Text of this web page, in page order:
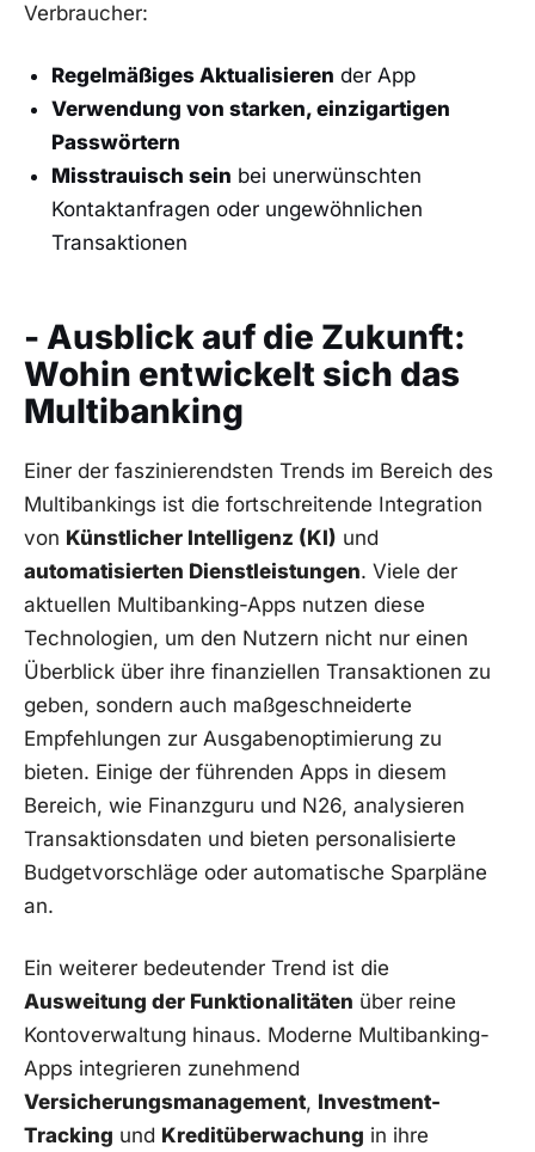
Verbraucher:
Regelmäßiges Aktualisieren der App
Verwendung von starken, einzigartigen
Passwörtern
Misstrauisch sein bei unerwünschten
Kontaktanfragen oder ungewöhnlichen
Transaktionen
- Ausblick auf die Zukunft:
Wohin entwickelt sich das
Multibanking
Einer der faszinierendsten Trends im Bereich des
Multibankings ist die fortschreitende Integration
von Künstlicher Intelligenz (KI) und
automatisierten Dienstleistungen. Viele der
aktuellen Multibanking-Apps nutzen diese
Technologien, um den Nutzern nicht nur einen
Überblick über ihre finanziellen Transaktionen zu
geben, sondern auch maßgeschneiderte
Empfehlungen zur Ausgabenoptimierung zu
bieten. Einige der führenden Apps in diesem
Bereich, wie Finanzguru und N26, analysieren
Transaktionsdaten und bieten personalisierte
Budgetvorschläge oder automatische Sparpläne
an.
Ein weiterer bedeutender Trend ist die
Ausweitung der Funktionalitäten über reine
Kontoverwaltung hinaus. Moderne Multibanking-
Apps integrieren zunehmend
Versicherungsmanagement, Investment-
Tracking und Kreditüberwachung in ihre